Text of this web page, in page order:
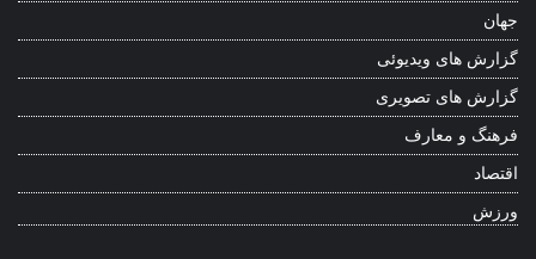
جهان
گزارش های ویدیوئی
گزارش های تصویری
فرهنگ و معارف
اقتصاد
ورزش